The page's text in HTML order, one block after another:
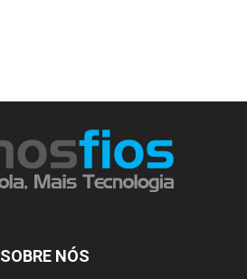
SOBRE NÓS